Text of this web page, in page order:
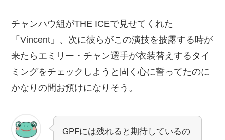
チャンハウ組がTHE ICEで見せてくれた
「Vincent」、次に彼らがこの演技を披露する時が
来たらエミリー・チャン選手が衣装替えするタイ
ミングをチェックしようと固く心に誓ってたのに
かなりの間お預けになりそう。
GPFには残れると期待しているの